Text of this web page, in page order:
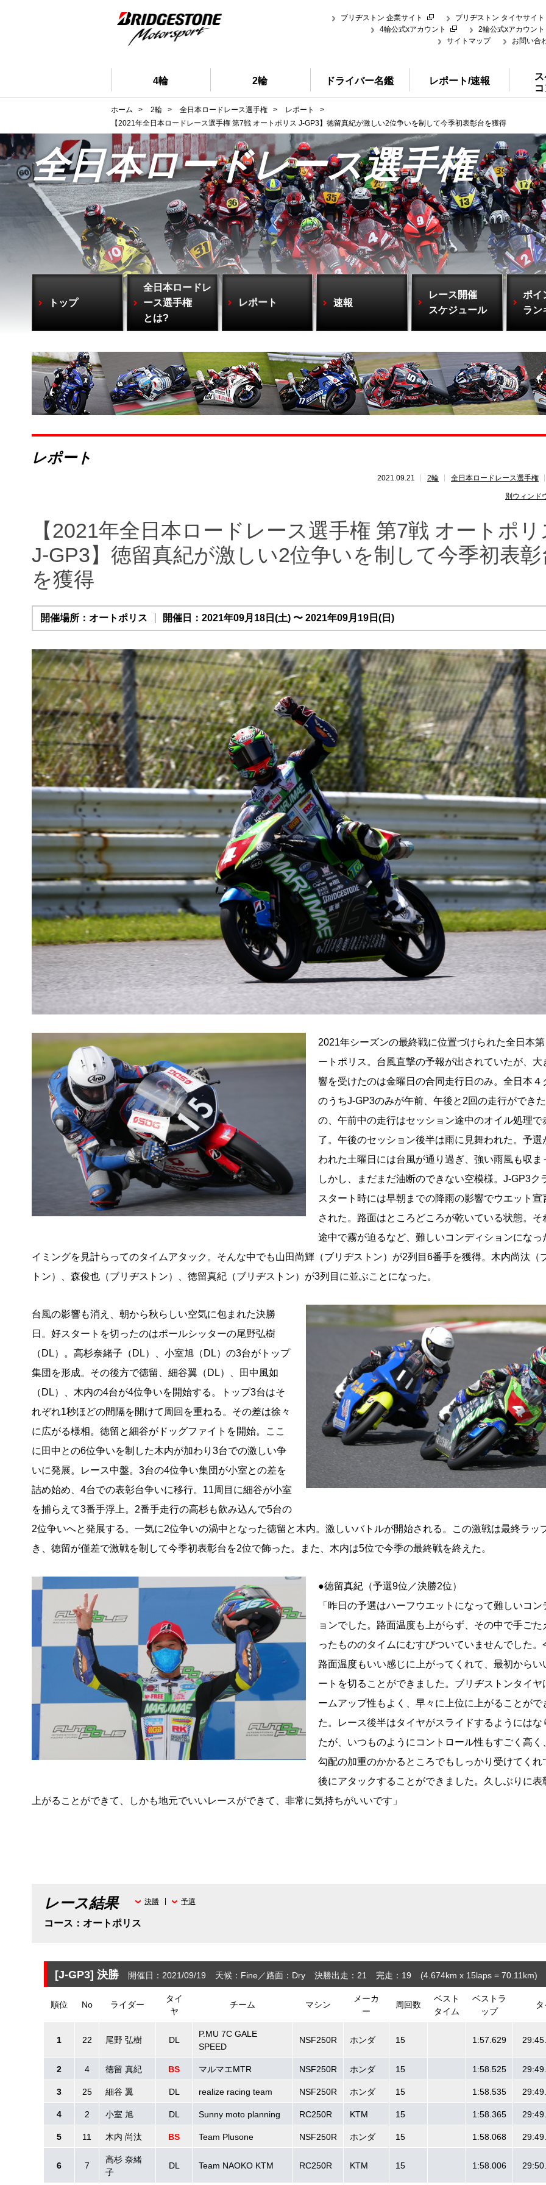
ブリヂストン 企業サイト
ブリヂストン タイヤサイト
4輪公式xアカウント
2輪公式xアカウント
サイトマップ
お問い合
4輪 2輪 ドライバー名鑑 レポート/速報
ホーム > 2輪 > 全日本ロードレース選手権 > レポート
>
【2021年全日本ロードレース選手権 第7戦 オートポリス J-GP3】徳留真紀が激しい2位争いを制して今季初表彰台を獲得
全日本ロードレース選手権
トップ
全日本ロードレ
ース選手権
とは?
レポート 速報
レース開催
スケジュール
ポイ
ラン
レポート
2021.09.21 2輪 全日本ロードレース選手権
別ウィンド
【2021年全日本ロードレース選手権 第7戦 オートポリ
J-GP3】徳留真紀が激しい2位争いを制して今季初表彰
を獲得
開催場所：オートポリス 開催日：2021年09月18日(土) 〜 2021年09月19日(日)
2021年シーズンの最終戦に位置づけられた全日本
ートポリス。台風直撃の予報が出されていたが、大
響を受けたのは金曜日の合同走行日のみ。全日本４
のうちJ-GP3のみが午前、午後と2回の走行ができ
の、午前中の走行はセッション途中のオイル処理で
了。午後のセッション後半は雨に見舞われた。予選
われた土曜日には台風が通り過ぎ、強い雨風も収ま
しかし、まだまだ油断のできない空模様。J-GP3ク
スタート時には早朝までの降雨の影響でウエット宣
された。路面はところどころが乾いている状態。そ
途中で霧が迫るなど、難しいコンディションになっ
イミングを見計らってのタイムアタック。そんな中でも山田尚輝（ブリヂストン）が2列目6番手を獲得。木内尚汰（
トン）、森俊也（ブリヂストン）、徳留真紀（ブリヂストン）が3列目に並ぶことになった。
台風の影響も消え、朝から秋らしい空気に包まれた決勝
日。好スタートを切ったのはポールシッターの尾野弘樹
（DL）。高杉奈緒子（DL）、小室旭（DL）の3台がトップ
集団を形成。その後方で徳留、細谷翼（DL）、田中風如
（DL）、木内の4台が4位争いを開始する。トップ3台はそ
れぞれ1秒ほどの間隔を開けて周回を重ねる。その差は徐々
に広がる様相。徳留と細谷がドッグファイトを開始。ここ
に田中との6位争いを制した木内が加わり3台での激しい争
いに発展。レース中盤。3台の4位争い集団が小室との差を
詰め始め、4台での表彰台争いに移行。11周目に細谷が小室
を捕らえて3番手浮上。2番手走行の高杉も飲み込んで5台の
2位争いへと発展する。一気に2位争いの渦中となった徳留と木内。激しいバトルが開始される。この激戦は最終ラッ
き、徳留が僅差で激戦を制して今季初表彰台を2位で飾った。また、木内は5位で今季の最終戦を終えた。
●徳留真紀（予選9位／決勝2位）
「昨日の予選はハーフウエットになって難しいコン
ョンでした。路面温度も上がらず、その中で手ごた
ったもののタイムにむすびついていませんでした。
路面温度もいい感じに上がってくれて、最初からい
ートを切ることができました。ブリヂストンタイヤ
ームアップ性もよく、早々に上位に上がることがで
た。レース後半はタイヤがスライドするようにはな
たが、いつものようにコントロール性もすごく高く
勾配の加重のかかるところでもしっかり受けてくれ
後にアタックすることができました。久しぶりに表
上がることができて、しかも地元でいいレースができて、非常に気持ちがいいです」
レース結果
コース：オートポリス
決勝 予選
[J-GP3] 決勝 開催日：2021/09/19 天候：Fine 路面：Dry 決勝出走：21 完走：19 (4.674km x 15laps = 70.11km)
順位 No ライダー
タイ
ヤ
チーム マシン
メーカ
ー
周回数
ベスト
タイム
ベストラ
ップ
1 22 尾野 弘樹 DL
P.MU 7C GALE
SPEED
NSF250R ホンダ 15 1:57.629
2 4 徳留 真紀 BS マルマエMTR NSF250R ホンダ 15 1:58.525
3 25 細谷 翼 DL realize racing team NSF250R ホンダ 15 1:58.535
4 2 小室 旭 DL Sunny moto planning RC250R KTM 15 1:58.365
5 11 木内 尚汰 BS Team Plusone NSF250R ホンダ 15 1:58.068
6 7
高杉 奈緒
子
DL Team NAOKO KTM RC250R KTM 15 1:58.006